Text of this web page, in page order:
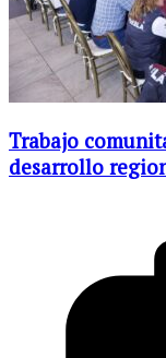
Trabajo
desarrollo